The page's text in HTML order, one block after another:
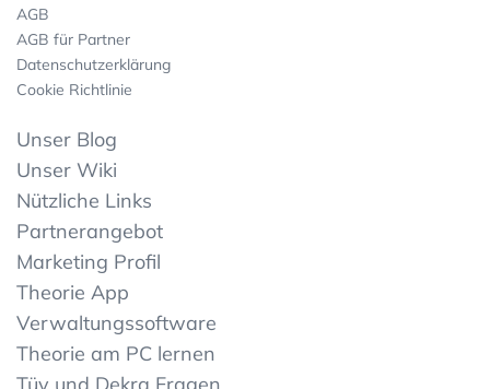
AGB
AGB für Partner
Datenschutzerklärung
Cookie Richtlinie
Unser Blog
Unser Wiki
Nützliche Links
Partnerangebot
Marketing Profil
Theorie App
Verwaltungssoftware
Theorie am PC lernen
Tüv und Dekra Fragen